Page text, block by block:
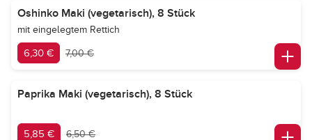
Oshinko Maki (vegetarisch), 8 Stück
mit eingelegtem Rettich
6,30 € 7,00 €
Paprika Maki (vegetarisch), 8 Stück
5,85 € 6,50 €